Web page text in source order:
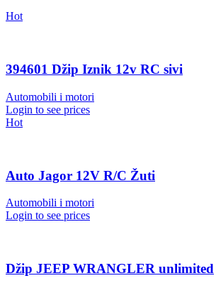
Hot
394601 Džip Iznik 12v RC sivi
Automobili i motori
Login to see prices
Hot
Auto Jagor 12V R/C Žuti
Automobili i motori
Login to see prices
Džip JEEP WRANGLER unlimited